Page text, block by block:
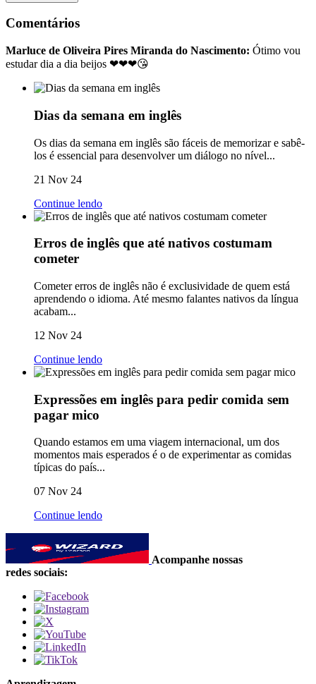
Comentários
Marluce de Oliveira Pires Miranda do Nascimento: Ótimo vou
estudar dia a dia beijos ❤❤❤😘
Dias da semana em inglês
Os dias da semana em inglês são fáceis de memorizar e sabê-
los é essencial para desenvolver um diálogo no nível...
21 Nov 24
Continue lendo
Erros de inglês que até nativos costumam
cometer
Cometer erros de inglês não é exclusividade de quem está
aprendendo o idioma. Até mesmo falantes nativos da língua
acabam...
12 Nov 24
Continue lendo
Expressões em inglês para pedir comida sem
pagar mico
Quando estamos em uma viagem internacional, um dos
momentos mais esperados é o de experimentar as comidas
típicas do país...
07 Nov 24
Continue lendo
Acompanhe nossas
redes sociais: